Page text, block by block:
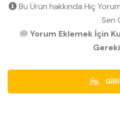
Bu Ürün hakkında Hiç
Sen
Yorum Eklemek İçin